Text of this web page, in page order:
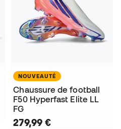
NOUVEAUTÉ
Chaussure de football
F50 Hyperfast Elite LL
FG
279,99 €